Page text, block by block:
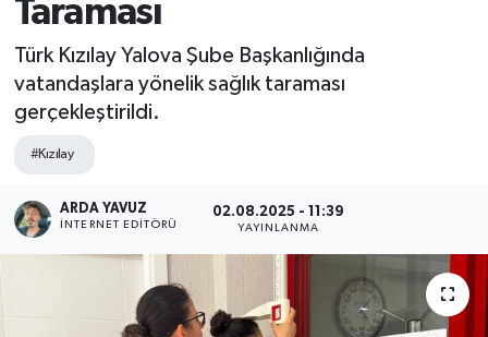
Taraması
Türk Kızılay Yalova Şube Başkanlığında
vatandaşlara yönelik sağlık taraması
gerçekleştirildi.
#Kızılay
ARDA YAVUZ
İNTERNET EDITÖRÜ
02.08.2025 - 11:39
YAYINLANMA
SPOR
ULUSAL
İLÇELERİMİZ
RESMİ İLAN